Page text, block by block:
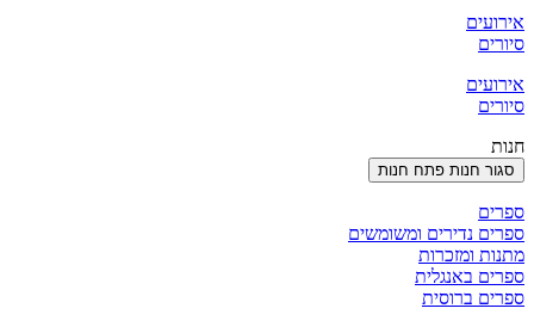
אירועים
סיורים
אירועים
סיורים
חנות
סגור חנות פתח חנות
ספרים
ספרים נדירים ומשומשים
מתנות ומזכרות
ספרים באנגלית
ספרים ברוסית